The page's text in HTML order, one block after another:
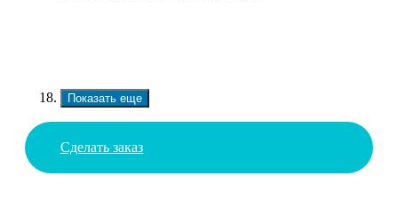
Показать еще
Сделать заказ